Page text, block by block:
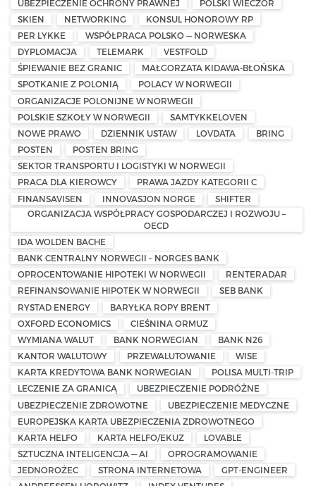
UBEZPIECZENIE OCHRONY PRAWNEJ
POLSKI WIECZÓR
SKIEN
NETWORKING
KONSUL HONOROWY RP
PER LYKKE
WSPÓŁPRACA POLSKO — NORWESKA
DYPLOMACJA
TELEMARK
VESTFOLD
ŚPIEWANIE BEZ GRANIC
MAŁGORZATA KIDAWA-BŁOŃSKA
SPOTKANIE Z POLONIĄ
POLACY W NORWEGII
ORGANIZACJE POLONIJNE W NORWEGII
POLSKIE SZKOŁY W NORWEGII
SAMTYKKELOVEN
NOWE PRAWO
DZIENNIK USTAW LOVDATA
BRING
POSTEN
POSTEN BRING
SEKTOR TRANSPORTU I LOGISTYKI W NORWEGII
PRACA DLA KIEROWCY
PRAWA JAZDY KATEGORII C
FINANSAVISEN
INNOVASJON NORGE
SHIFTER
ORGANIZACJA WSPÓŁPRACY GOSPODARCZEJ I ROZWOJU –
OECD
IDA WOLDEN BACHE
BANK CENTRALNY NORWEGII – NORGES BANK
OPROCENTOWANIE HIPOTEKI W NORWEGII
RENTERADAR
REFINANSOWANIE HIPOTEK W NORWEGII
SEB BANK
RYSTAD ENERGY
BARYŁKA ROPY BRENT
OXFORD ECONOMICS
CIEŚNINA ORMUZ
WYMIANA WALUT
BANK NORWEGIAN
BANK N26
KANTOR WALUTOWY
PRZEWALUTOWANIE
WISE
KARTA KREDYTOWA BANK NORWEGIAN
POLISA MULTI-TRIP
LECZENIE ZA GRANICĄ
UBEZPIECZENIE PODRÓŻNE
UBEZPIECZENIE ZDROWOTNE
UBEZPIECZENIE MEDYCZNE
EUROPEJSKA KARTA UBEZPIECZENIA ZDROWOTNEGO
KARTA HELFO
KARTA HELFO/EKUZ
LOVABLE
SZTUCZNA INTELIGENCJA — AI
OPROGRAMOWANIE
JEDNOROŻEC
STRONA INTERNETOWA
GPT-ENGINEER